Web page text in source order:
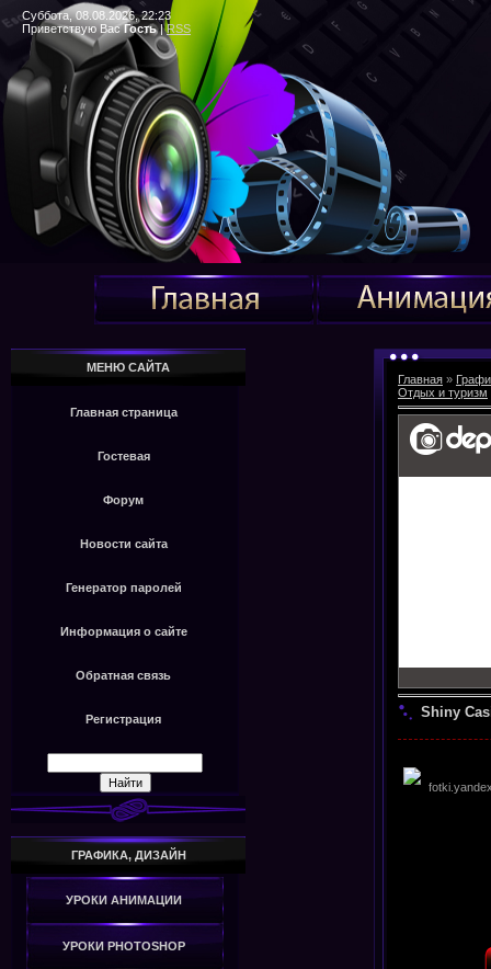
Суббота, 08.08.2026, 22:23
Приветствую Вас Гость|RSS
МЕНЮ САЙТА
Главная страница
Гостевая
Форум
Новости сайта
Генератор паролей
Информация о сайте
Обратная связь
Регистрация
ГРАФИКА, ДИЗАЙН
УРОКИ АНИМАЦИИ
УРОКИ PHOTOSHOP
Главная »
Отдых и туризм
Shiny